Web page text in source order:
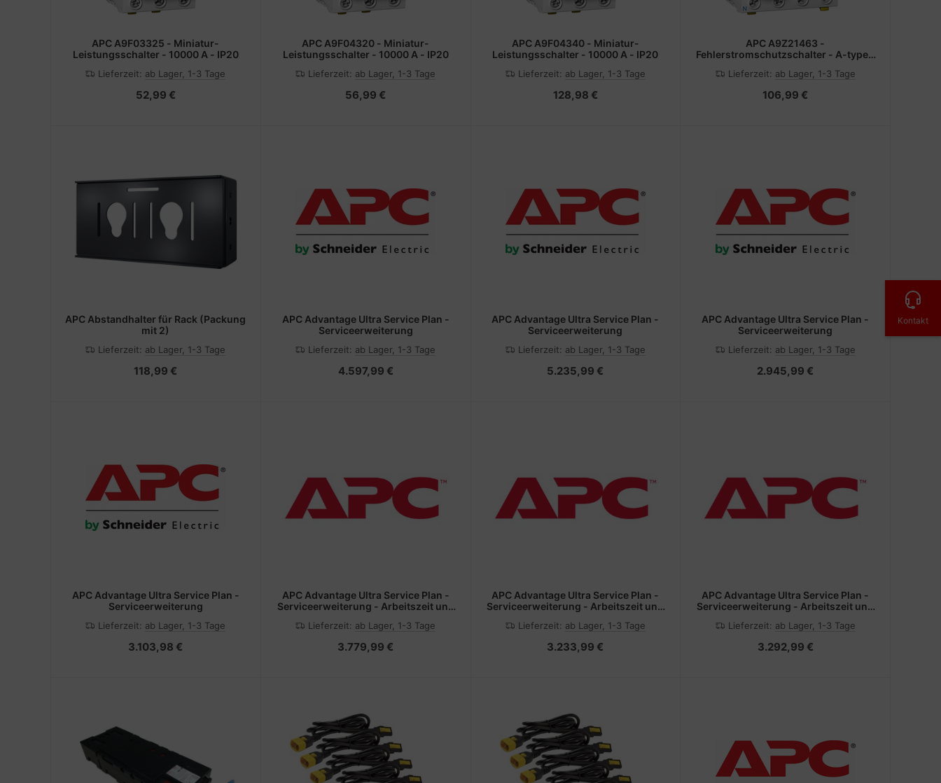
APC A9F03325 - Miniatur-
Leistungsschalter - 10000 A - IP20
Lieferzeit: ab Lager, 1-3 Tage
52,99 €
APC A9F04320 - Miniatur-
Leistungsschalter - 10000 A - IP20
Lieferzeit: ab Lager, 1-3 Tage
56,99 €
APC A9F04340 - Miniatur-
Leistungsschalter - 10000 A - IP20
Lieferzeit: ab Lager, 1-3 Tage
128,98 €
APC A9Z21463 -
Fehlerstromschutzschalter - A-type -
Lieferzeit: ab Lager, 1-3 Tage
106,99 €
APC Abstandhalter für Rack (Packung
mit 2)
Lieferzeit: ab Lager, 1-3 Tage
118,99 €
APC Advantage Ultra Service Plan -
Serviceerweiterung
Lieferzeit: ab Lager, 1-3 Tage
4.597,99 €
APC Advantage Ultra Service Plan -
Serviceerweiterung
Lieferzeit: ab Lager, 1-3 Tage
5.235,99 €
APC Advantage Ultra Service Plan -
Serviceerweiterung
Lieferzeit: ab Lager, 1-3 Tage
2.945,99 €
APC Advantage Ultra Service Plan -
Serviceerweiterung
Lieferzeit: ab Lager, 1-3 Tage
3.103,98 €
APC Advantage Ultra Service Plan -
Serviceerweiterung - Arbeitszeit und
Lieferzeit: ab Lager, 1-3 Tage
3.779,99 €
APC Advantage Ultra Service Plan -
Serviceerweiterung - Arbeitszeit und
Lieferzeit: ab Lager, 1-3 Tage
3.233,99 €
APC Advantage Ultra Service Plan -
Serviceerweiterung - Arbeitszeit und
480 V)
Lieferzeit: ab Lager, 1-3 Tage
3.292,99 €
Kontakt